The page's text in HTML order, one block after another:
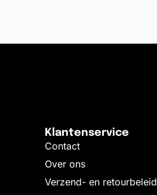
Klantenservice
Contact
Over ons
Verzend- en retourbeleid